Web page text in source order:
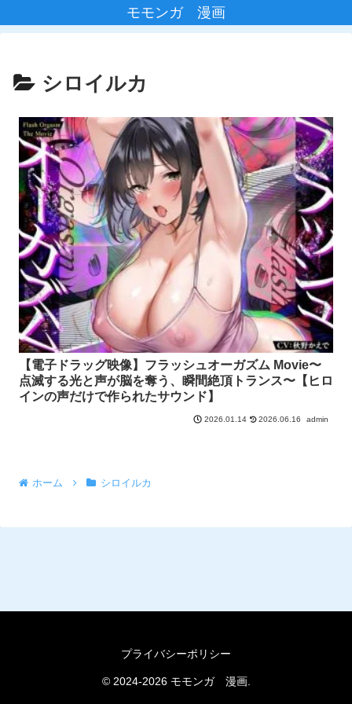
モモンガ 漫画
シロイルカ
【電子ドラッグ映像】フラッシュオーガズム Movie〜
点滅する光と声が脳を奪う、瞬間絶頂トランス〜【ヒロ
インの声だけで作られたサウンド】
2026.01.14 2026.06.16 admin
ホーム シロイルカ
プライバシーポリシー
© 2024-2026 モモンガ 漫画.